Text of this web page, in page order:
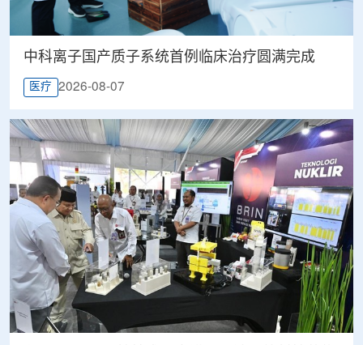
中科离子国产质子系统首例临床治疗圆满完成
医疗 2026-08-07